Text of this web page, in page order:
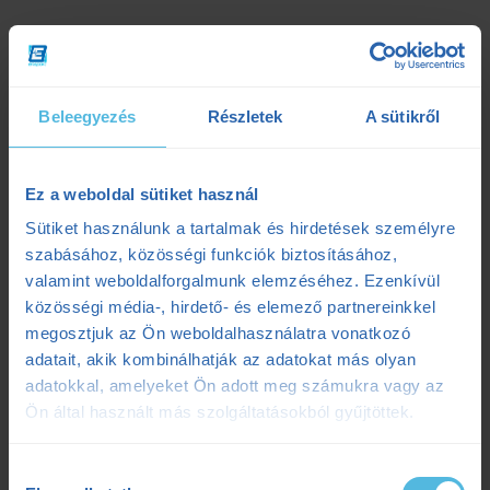
Beleegyezés Részletek A sütikről
Ez a weboldal sütiket használ
Sütiket használunk a tartalmak és hirdetések személyre
szabásához, közösségi funkciók biztosításához,
valamint weboldalforgalmunk elemzéséhez. Ezenkívül
közösségi média-, hirdető- és elemező partnereinkkel
megosztjuk az Ön weboldalhasználatra vonatkozó
adatait, akik kombinálhatják az adatokat más olyan
adatokkal, amelyeket Ön adott meg számukra vagy az
Ön által használt más szolgáltatásokból gyűjtöttek.
Kategóriák
Balázs Bogi (futó)(1)
Bikefit(2)
Edzéselemzés(1)
Edzéselmélet(48)
Edzéstervezés
Edzőtábor (2)
Futás (71)